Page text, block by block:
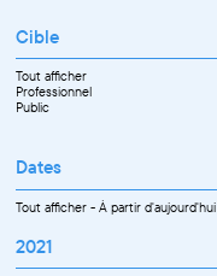
Cible
Tout afficher
Professionnel
Public
Dates
Tout afficher-À partir d'aujourd'hui
2021